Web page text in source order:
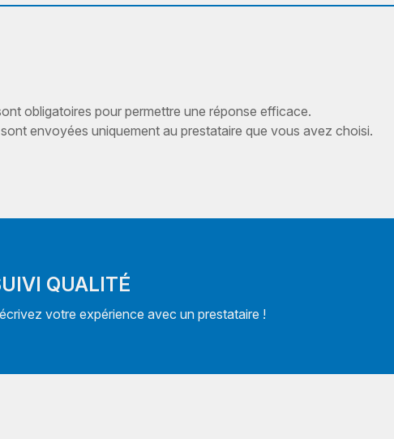
obligatoires pour permettre une réponse efficace.
envoyées uniquement au prestataire que vous avez choisi.
QUALITÉ
votre expérience avec un prestataire !